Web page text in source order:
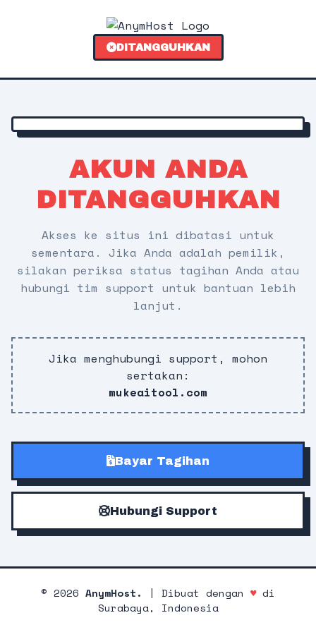
DITANGGUHKAN
AKUN ANDA
DITANGGUHKAN
Akses ke situs ini dibatasi untuk
sementara. Jika Anda adalah pemilik,
silakan periksa status tagihan Anda atau
hubungi tim support untuk bantuan lebih
lanjut.
Jika menghubungi support, mohon
sertakan:
mukeaitool.com
Bayar Tagihan
Hubungi Support
© 2026 AnymHost. | Dibuat dengan ♥di
Surabaya, Indonesia